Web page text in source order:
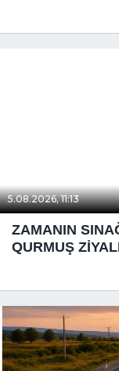
5.08.2026, 11:13
ZAMANIN
QURMUŞ